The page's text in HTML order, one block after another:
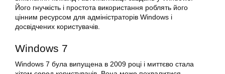
Його гнучкість і простота використання роблять його
цінним ресурсом для адміністраторів Windows і
досвідчених користувачів.
Windows 7
Windows 7 була випущена в 2009 році і миттєво стала